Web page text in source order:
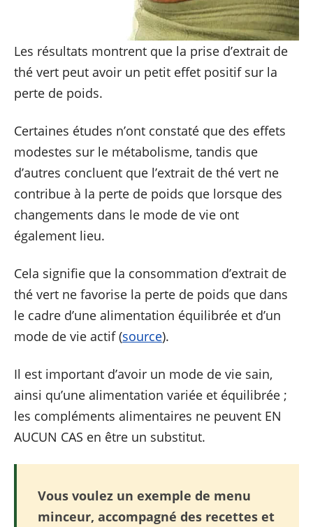
Les résultats montrent que la prise d’extrait de
thé vert peut avoir un petit effet positif sur la
perte de poids.
Certaines études n’ont constaté que des effets
modestes sur le métabolisme, tandis que
d’autres concluent que l’extrait de thé vert ne
contribue à la perte de poids que lorsque des
changements dans le mode de vie ont
également lieu.
Cela signifie que la consommation d’extrait de
thé vert ne favorise la perte de poids que dans
le cadre d’une alimentation équilibrée et d’un
mode de vie actif (source).
Il est important d’avoir un mode de vie sain,
ainsi qu’une alimentation variée et équilibrée ;
les compléments alimentaires ne peuvent EN
AUCUN CAS en être un substitut.
Vous voulez un exemple de menu
minceur, accompagné des recettes et